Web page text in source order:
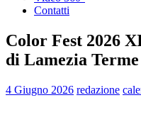
Contatti
Color Fest 2026
di Lamezia
4 Giugno 2026 redazione